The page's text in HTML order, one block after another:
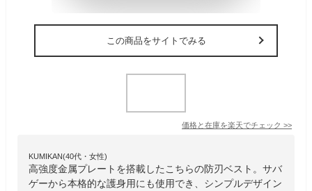
この商品をサイトでみる
価格と在庫を楽天でチェック >>
KUMIKAN(40代・女性)
高強度金属プレートを搭載したこちらの防刃ベスト。サバ
ゲーから本格的な護身用にも使用でき、シンプルデザイン